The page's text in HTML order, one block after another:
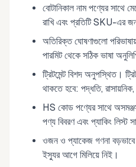
বোটানিকাল নাম পণ্যের সাথে
রাখি এবং প্রতিটি SKU-এর
অতিরিক্ত ঘোষণাগুলো
পারমিট থেকে সঠিক ভাষা
ট্রিটমেন্ট বিশদ অনুপস্থিত।
থাকতে হবে: পদ্ধতি,
HS কোড পণ্যের সাথে
পণ্য বিবরণ এবং প্যাকিং লিস্ট
ওজন ও প্যাকেজ গণনা বড়ভাবে
ইস্যুর আগে মিলিয়ে নিই।